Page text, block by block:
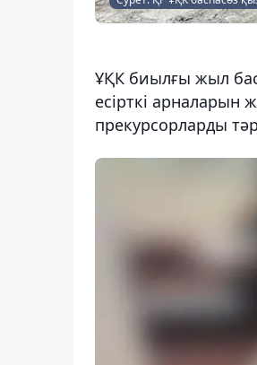
ҰҚК биылғы жыл
есірткі арналарын
прекурсорларды